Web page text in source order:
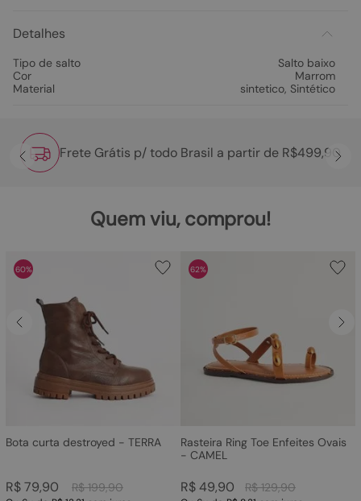
Detalhes
Tipo de salto
Salto baixo
Cor
Marrom
Material
sintetico, Sintético
Frete Grátis p/ todo Brasil a partir de R$499,90
Quem viu, comprou!
60%
Bota curta destroyed - TERRA
R$ 199,90
R$79,90
62%
Rasteira Ring Toe Enfeites Ovais
- CAMEL
R$ 129,90
R$49,90